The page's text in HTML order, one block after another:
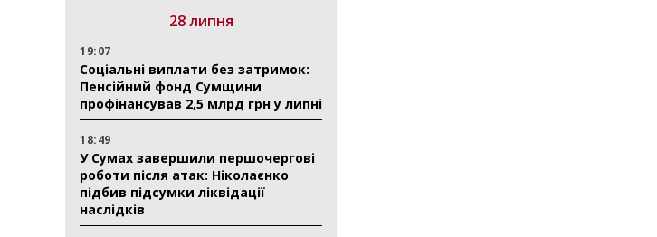
28 липня
19:07
Соціальні виплати без затримок:
Пенсійний фонд Сумщини
профінансував 2,5 млрд грн у липні
18:49
У Сумах завершили першочергові
роботи після атак: Ніколаєнко
підбив підсумки ліквідації
наслідків